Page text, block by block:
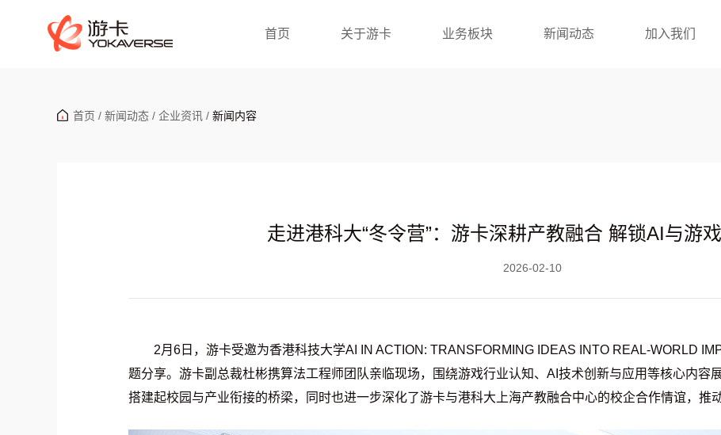
首页 关于游卡 业务板块 新闻动态 加入我们
首页 / 新闻动态 / 企业资讯 / 新闻内容
走进港科大“冬令营”：游卡深耕产教融合 解锁AI与游
2026-02-10
2月6日，游卡受邀为香港科技大学AI IN ACTION: TRANSFORMING IDEAS INTO REAL-WORLD
题分享。游卡副总裁杜彬携算法工程师团队亲临现场，围绕游戏行业认知、AI技术创新与应用等核心内容
搭建起校园与产业衔接的桥梁，同时也进一步深化了游卡与港科大上海产教融合中心的校企合作情谊，推